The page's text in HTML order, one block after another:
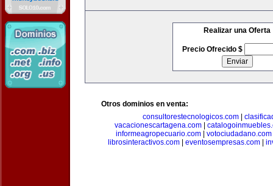
Realizar una Oferta
Precio Ofrecido $
Otros dominios en venta:
consultorestecnologicos.com
vacacionescartagena.com
informeagropecuario.com| votociudadano.com
librosinteractivos.com| eventosempresas.com|